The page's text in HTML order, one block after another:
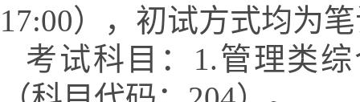
17:00），初试方式均为
考试科目： 1.管理类